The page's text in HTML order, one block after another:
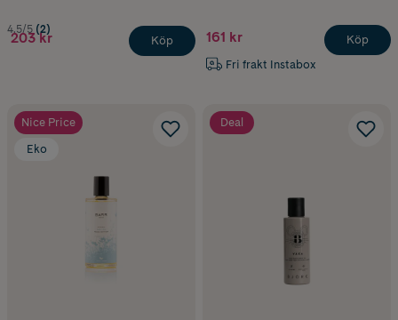
4.5/5 (2)
203 kr Köp 161 kr
Fri frakt Instabox
Köp
Nice Price
Eko
Deal